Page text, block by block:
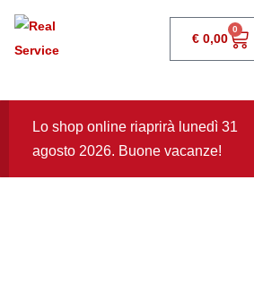
€ 0,00
0
Lo shop online riaprirà lunedì 31
agosto 2026. Buone vacanze!